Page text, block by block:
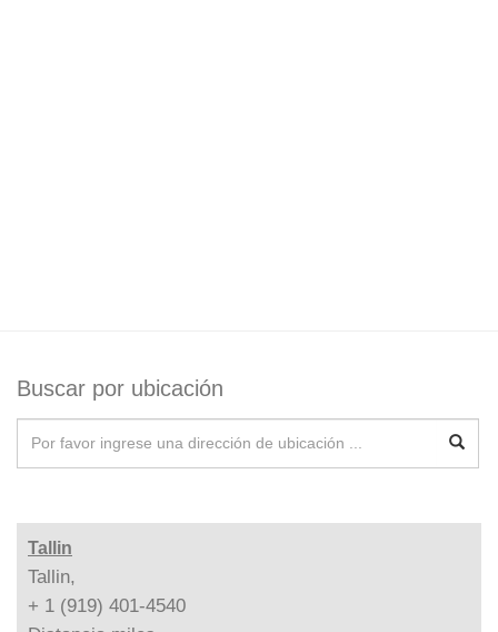
Buscar por ubicación
Tallin
Tallin,
+ 1 (919) 401-4540